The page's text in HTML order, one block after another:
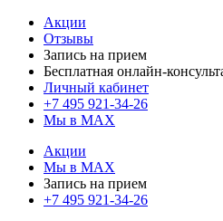
Акции
Отзывы
Запись на прием
Бесплатная онлайн-
Личный кабинет
+7 495 921-34-26
Мы в MAX
Акции
Мы в MAX
Запись на прием
+7 495 921-34-26